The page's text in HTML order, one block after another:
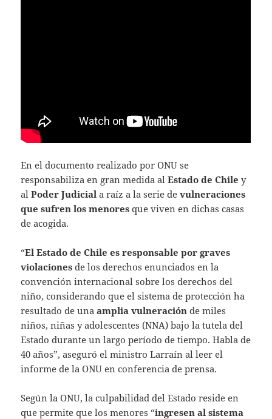
En el documento realizado por ONU se
responsabiliza en gran medida alEstado de Chile y
alPoder Judicial a raíz a la serie devulneraciones
que sufren los menores que viven en dichas casas
de acogida.
“El Estado de Chile es responsable por graves
violaciones de los derechos enunciados en la
convención internacional sobre los derechos del
niño, considerando que el sistema de protección ha
resultado de unaamplia vulneración de miles
niños, niñas y adolescentes (NNA) bajo la tutela del
Estado durante un largo período de tiempo. Habla de
40 años”, aseguró el ministro Larraín al leer el
informe de la ONU en conferencia de prensa.
Según la ONU, la culpabilidad del Estado reside en
que permite que los menores “ingresen al sistema